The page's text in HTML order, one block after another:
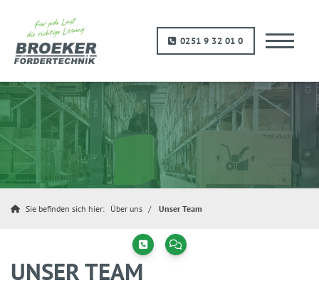
0251 9 32 01 0
Sie befinden sich hier: Über uns Unser Team
UNSER TEAM